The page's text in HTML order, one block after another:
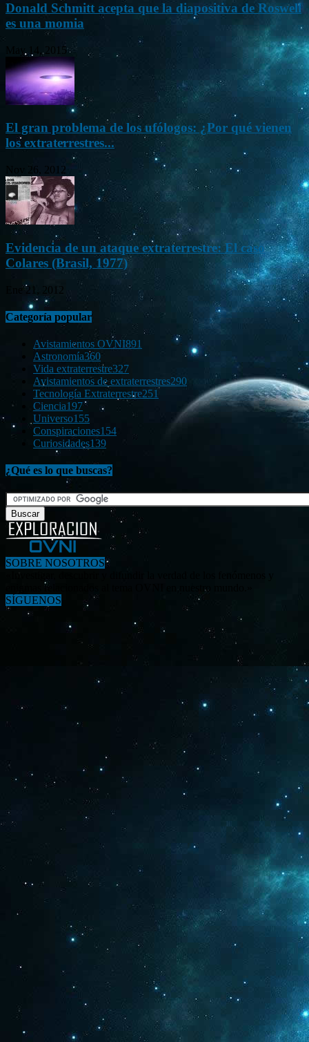
Donald Schmitt acepta que la diapositiva de Roswell
es una momia
May 14, 2015
El gran problema de los ufólogos: ¿Por qué vienen
los extraterrestres...
Nov 26, 2012
Evidencia de un ataque extraterrestre: El caso
Colares (Brasil, 1977)
Ene 21, 2012
Categoría popular
Avistamientos OVNI891
Astronomía360
Vida extraterrestre327
Avistamientos de extraterrestres290
Tecnología Extraterrestre251
Ciencia197
Universo155
Conspiraciones154
Curiosidades139
¿Qué es lo que buscas?
SOBRE NOSOTROS
enigmas relacionados al tema OVNI en nuestro mundo.»
SÍGUENOS